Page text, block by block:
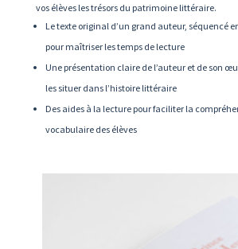
vos élèves les trésors du patrimoine littéraire.
Le texte original d’un grand auteur, séquencé
pour maîtriser les temps de lecture
Une présentation claire de l’auteur et de son
les situer dans l’histoire littéraire
Des aides à la lecture pour faciliter la
vocabulaire des élèves